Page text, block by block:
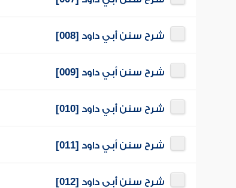
شرح سنن أبي داود [008]
شرح سنن أبي داود [009]
شرح سنن أبي داود [010]
شرح سنن أبي داود [011]
شرح سنن أبي داود [012]